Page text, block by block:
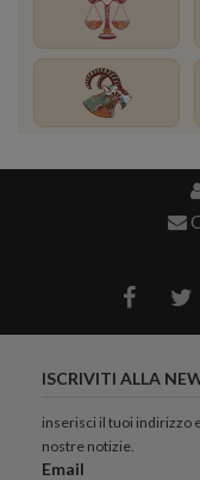
ISCRIVITI ALLA
inserisci il tuoi indirizzo
nostre notizie.
Email